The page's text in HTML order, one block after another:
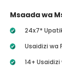
Msaada wa
24x7*
Usaidizi wa
14+ Usaidizi